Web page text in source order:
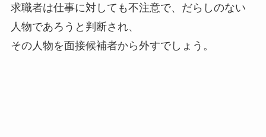
求職者は仕事に対しても不注意で、だらしのない
人物であろうと判断され、
その人物を面接候補者から外すでしょう。